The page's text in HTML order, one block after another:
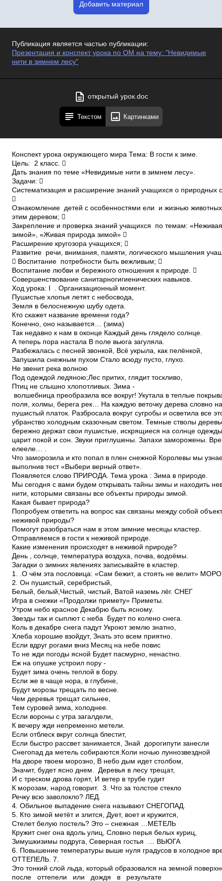
Добавить материал
Публикация является частью публикации:
Презентация и конспект урока по ОМ на тему: "Невидимые
нити в зимнем лесу"
открытый урок.doc
Текстом Картинками
Конспект урока окружающего мира Тема: В гости к зиме.
Цель: 2 класс. 
Дать знания по теме «Невидимые нити в зимнем лесу».
Задачи: 
Систематизация и расширение знаний учащихся о природных

Ознакомление детей с особенностями ели и жизнью
этим деревом; 
Закрепление и проверка знаний учащихся по темам:
зимой», «Живая природа зимой» 
Расширение кругозора учащихся; 
Развитие речи, внимания, памяти, логического мышления
 Воспитание потребности быть вежливым; 
Воспитание любви и бережного отношения к природе. 
Совершенствование санитарно­гигиенических навыков.
Ход урока: I . Организационный момент.
Пушистые хлопья летят с небосвода,
Земля в белоснежную шубу одета.
Кто скажет название времени года?
Конечно, оно называется… (зима)
Так недавно к нам в оконце Каждый день глядело солнце.
А теперь пора настала­ В поле вьюга загуляла.
Разбежалась с песней звонкой, Всё укрыла, как пелёнкой,
Запушила снежным пухом­ Стало всюду пусто, глухо.
Не звенит река волною
Под одеждой ледяною;Лес притих, глядит тоскливо,
Птиц не слышно хлопотливых. Зима ­
волшебница преобразила все вокруг! Укутала в теплые
поля, холмы, берега рек… На каждую веточку дерева словно
пушистый платок. Разбросала вокруг сугробы и осветила все
убранство холодным сказочным светом. Темные стволы
бережно держат свои пушистые, искрящиеся на солнце
царит покой и сон. Звуки приглушены. Запахи заморожены.
еле­еле… .
Что заморозила и кто попал в плен снежной Королевы мы
выполнив тест «Выбери верный ответ».
Появляется слово ПРИРОДА. Тема урока : Зима в природе.
Мы сегодня с вами будем открывать тайны зимы и находить
нити, которыми связаны все объекты природы зимой.
Какая бывает природа?
Попробуем ответить на вопрос как связаны между собой
неживой природы?
Помогут разобраться нам в этом зимние месяцы кластер.
Отправляемся в гости к неживой природе.
Какие изменения происходят в неживой природе?
День , солнце, температура воздуха, почва, водоёмы.
Загадки о зимних явлениях записывайте в кластер.
1. .О чём эта пословица: «Сам бежит, а стоять не велит»
2. Он пушистый, серебристый,
Белый, белый,Чистый, чистый, Ватой наземь лёг. СНЕГ
Игра в снежки «Продолжи примету» Приметы.
Утром небо красное Декабрю быть ясному.
Звезды так и сыплют с неба ­ Будет по колено снега.
Коль в декабре снега падут Укроют землю знатно,
Хлеба хорошие взойдут, Знать это всем приятно.
Если вдруг рогами вниз Месяц на небе повис
То не жди погоды ясной Будет пасмурно, ненастно.
Еж на опушке устроил пору ­
Будет зима очень теплой в бору.
Если же в чаще нора, в глубине,
Будут морозы трещать по весне.
Чем деревья трещат сильнее,
Тем суровей зима, холоднее.
Если вороны с утра загалдели,
К вечеру жди непременно метели.
Если отблеск вкруг солнца блестит,
Если быстро рассвет занимается, Знай ­ дороги­пути занесли
Снегопад да метель собираются.Коли ночью лунно­звездной
На дворе твоем морозно, В небо дым идет столбом,
Значит, будет ясно днем. Деревья в лесу трещат,
И с треском дрова горят, И ветер в трубе гудит ­
К морозам, народ говорит. 3. Что за толстое стекло
Речку всю заволокло? ЛЕД.
4. Обильное выпадение снега называют СНЕГОПАД.
5. Кто зимой метёт и злится, Дует, воет и кружится,
Стелет белую постель? Это – снежная …МЕТЕЛЬ
Кружит снег она вдоль улиц, Словно перья белых куриц,
Зимушки­зимы подруга, Северная гостья ­ … ВЬЮГА
6. Повышение температуры выше нуля градусов в холодное
ОТТЕПЕЛЬ. 7.
Это тонкий слой льда, который образовался на земной
после оттепели или дождя в результате